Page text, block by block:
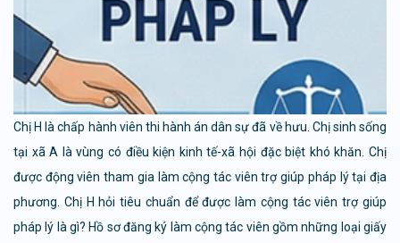
Chị H là chấp hành viên thi hành án dân sự đã về hưu. Chị sinh sống
tại xã A là vùng có điều kiện kinh tế-xã hội đặc biệt khó khăn. Chị
được động viên tham gia làm cộng tác viên trợ giúp pháp lý tại địa
phương. Chị H hỏi tiêu chuẩn để được làm cộng tác viên trợ giúp
pháp lý là gì? Hồ sơ đăng ký làm cộng tác viên gồm những loại giấy